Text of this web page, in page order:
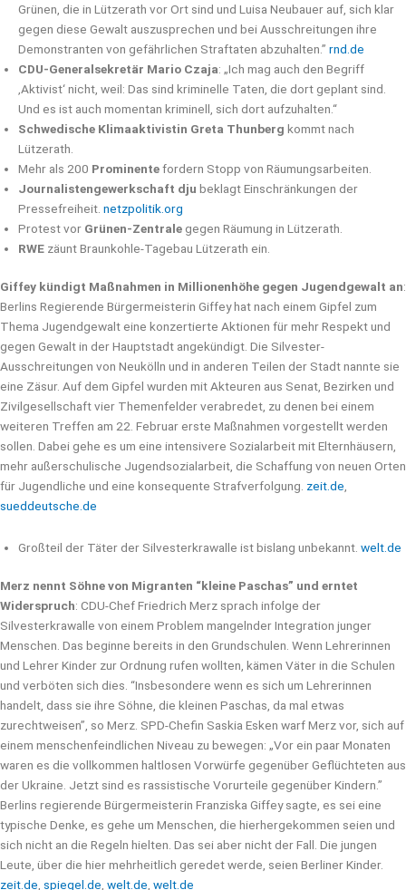
Grünen, die in Lützerath vor Ort sind und Luisa Neubauer auf, sich klar
gegen diese Gewalt auszusprechen und bei Ausschreitungen ihre
Demonstranten von gefährlichen Straftaten abzuhalten.” rnd.de
CDU-Generalsekretär Mario Czaja: „Ich mag auch den Begriff
‚Aktivist‘ nicht, weil: Das sind kriminelle Taten, die dort geplant sind.
Und es ist auch momentan kriminell, sich dort aufzuhalten.“
Schwedische Klimaaktivistin Greta Thunberg kommt nach
Lützerath.
Mehr als 200 Prominentefordern Stopp von Räumungsarbeiten.
Journalistengewerkschaft dju beklagt Einschränkungen der
Pressefreiheit. netzpolitik.org
Protest vor Grünen-Zentralegegen Räumung in Lützerath.
RWE zäunt Braunkohle-Tagebau Lützerath ein.
Giffey kündigt Maßnahmen in Millionenhöhe gegen Jugendgewalt an:
Berlins Regierende Bürgermeisterin Giffey hat nach einem Gipfel zum
Thema Jugendgewalt eine konzertierte Aktionen für mehr Respekt und
gegen Gewalt in der Hauptstadt angekündigt. Die Silvester-
Ausschreitungen von Neukölln und in anderen Teilen der Stadt nannte sie
eine Zäsur. Auf dem Gipfel wurden mit Akteuren aus Senat, Bezirken und
Zivilgesellschaft vier Themenfelder verabredet, zu denen bei einem
weiteren Treffen am 22. Februar erste Maßnahmen vorgestellt werden
sollen. Dabei gehe es um eine intensivere Sozialarbeit mit Elternhäusern,
mehr außerschulische Jugendsozialarbeit, die Schaffung von neuen Orten
für Jugendliche und eine konsequente Strafverfolgung. zeit.de
sueddeutsche.de
Großteil der Täter der Silvesterkrawalle ist bislang unbekannt. welt.de
Merz nennt Söhne von Migranten “kleine Paschas” und erntet
Widerspruch: CDU-Chef Friedrich Merz sprach infolge der
Silvesterkrawalle von einem Problem mangelnder Integration junger
Menschen. Das beginne bereits in den Grundschulen. Wenn Lehrerinnen
und Lehrer Kinder zur Ordnung rufen wollten, kämen Väter in die Schulen
und verböten sich dies. “Insbesondere wenn es sich um Lehrerinnen
handelt, dass sie ihre Söhne, die kleinen Paschas, da mal etwas
zurechtweisen”, so Merz. SPD-Chefin Saskia Esken warf Merz vor, sich auf
einem menschenfeindlichen Niveau zu bewegen: „Vor ein paar Monaten
waren es die vollkommen haltlosen Vorwürfe gegenüber Geflüchteten aus
der Ukraine. Jetzt sind es rassistische Vorurteile gegenüber Kindern.”
Berlins regierende Bürgermeisterin Franziska Giffey sagte, es sei eine
typische Denke, es gehe um Menschen, die hierhergekommen seien und
sich nicht an die Regeln hielten. Das sei aber nicht der Fall. Die jungen
Leute, über die hier mehrheitlich geredet werde, seien Berliner Kinder.
zeit.de, spiegel.de, welt.de, welt.de